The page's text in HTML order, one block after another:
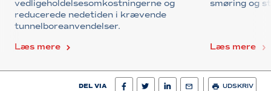
vedligeholdelsesomkostningerne og
reducerede nedetiden i krævende
tunnelboreanvendelser.
Læs mere
smøring og
Læs mere
DEL VIA UDSKRIV